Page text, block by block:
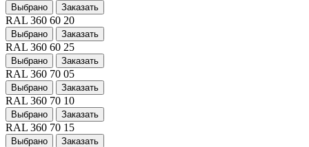
Выбрано Заказать
RAL 360 60 20
Выбрано Заказать
RAL 360 60 25
Выбрано Заказать
RAL 360 70 05
Выбрано Заказать
RAL 360 70 10
Выбрано Заказать
RAL 360 70 15
Выбрано Заказать